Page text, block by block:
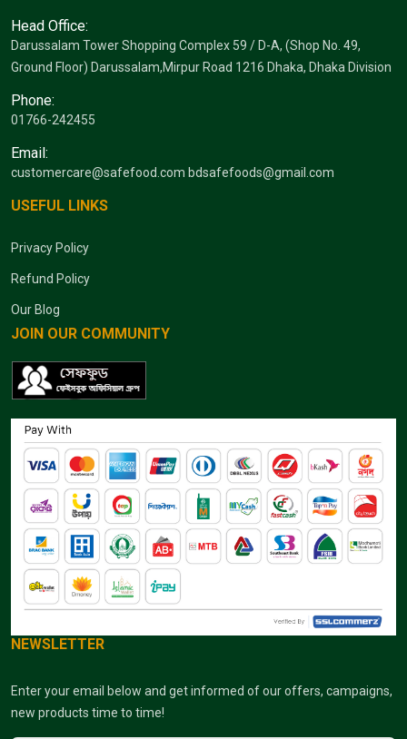
Head Office:
Darussalam Tower Shopping Complex 59 / D-A, (Shop No. 49,
Ground Floor) Darussalam,Mirpur Road 1216 Dhaka, Dhaka Division
Phone:
01766-242455
Email:
customercare@safefood.com bdsafefoods@gmail.com
USEFUL LINKS
Privacy Policy
Refund Policy
Our Blog
JOIN OUR COMMUNITY
NEWSLETTER
Enter your email below and get informed of our offers, campaigns,
new products time to time!